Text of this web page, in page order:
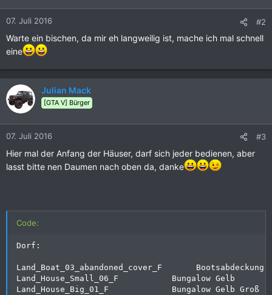
07. Juli 2016 #2
Warte ein bischen, da mir eh langweilig ist, mache ich mal schnell
eine
Julian Mack
[GTA V] Bürger
07. Juli 2016 #3
Hier mal der Anfang der Häuser, darf sich jeder bedienen, aber
lasst bitte nen Daumen nach oben da, danke
Code:
Dorf:
Land_Boat_03_abandoned_cover_F       Bootsabdeckung
Land_House_Small_06_F           Bungalow Gelb
Land_House_Big_01_F             Bungalow Gelb Groß